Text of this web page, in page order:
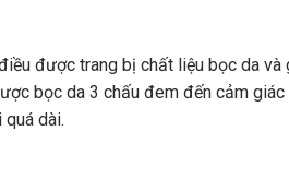
được trang bị chất liệu bọc da
bọc da 3 chấu đem đến cảm
dài.